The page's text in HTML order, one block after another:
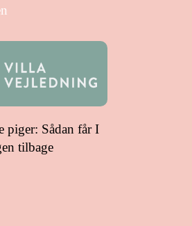
piger: Sådan får I
tilbage